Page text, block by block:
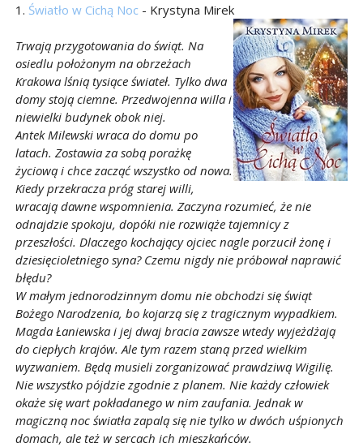
1. Światło w Cichą Noc- Krystyna Mirek
Trwają przygotowania do świąt. Na
osiedlu położonym na obrzeżach
Krakowa lśnią tysiące świateł. Tylko dwa
domy stoją ciemne. Przedwojenna willa i
niewielki budynek obok niej.
Antek Milewski wraca do domu po
latach. Zostawia za sobą porażkę
życiową i chce zacząć wszystko od nowa.
Kiedy przekracza próg starej willi,
wracają dawne wspomnienia. Zaczyna rozumieć, że nie
odnajdzie spokoju, dopóki nie rozwiąże tajemnicy z
przeszłości. Dlaczego kochający ojciec nagle porzucił żonę i
dziesięcioletniego syna? Czemu nigdy nie próbował naprawić
błędu?
W małym jednorodzinnym domu nie obchodzi się świąt
Bożego Narodzenia, bo kojarzą się z tragicznym wypadkiem.
Magda Łaniewska i jej dwaj bracia zawsze wtedy wyjeżdżają
do ciepłych krajów. Ale tym razem staną przed wielkim
wyzwaniem. Będą musieli zorganizować prawdziwą Wigilię.
Nie wszystko pójdzie zgodnie z planem. Nie każdy człowiek
okaże się wart pokładanego w nim zaufania. Jednak w
magiczną noc światła zapalą się nie tylko w dwóch uśpionych
domach, ale też w sercach ich mieszkańców.